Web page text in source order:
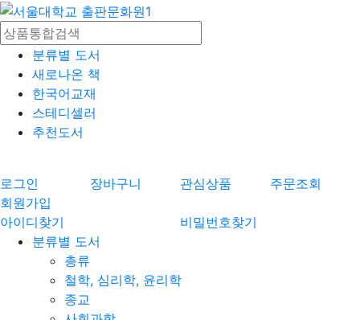
분류별 도서
새로나온 책
한국어교재
스테디셀러
추천도서
로그인 장바구니 관심상품
주문조회
회원가입
아이디찾기
비밀번호찾기
분류별 도서
총류
철학, 심리학, 윤리학
종교